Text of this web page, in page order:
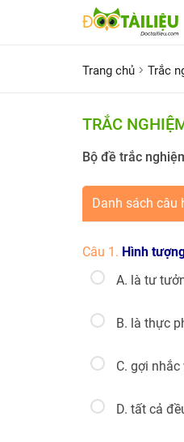
Trang chủ Trắc
TRẮC
Bộ đề trắc
Danh sách câu
Câu 1. Hình
A. là tư
B. là thực
C. gợi
D. tất cả